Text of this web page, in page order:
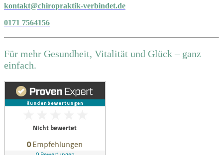
kontakt@chiropraktik-verbindet.de
0171 7564156
Für mehr Gesundheit, Vitalität und Glück – ganz
einfach.